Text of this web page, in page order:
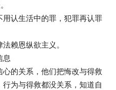
认生活中的罪，犯罪再认罪
赖恩纵欲主义。
息
的关系，他们把悔改与得救
为与得救都没关系，知道自